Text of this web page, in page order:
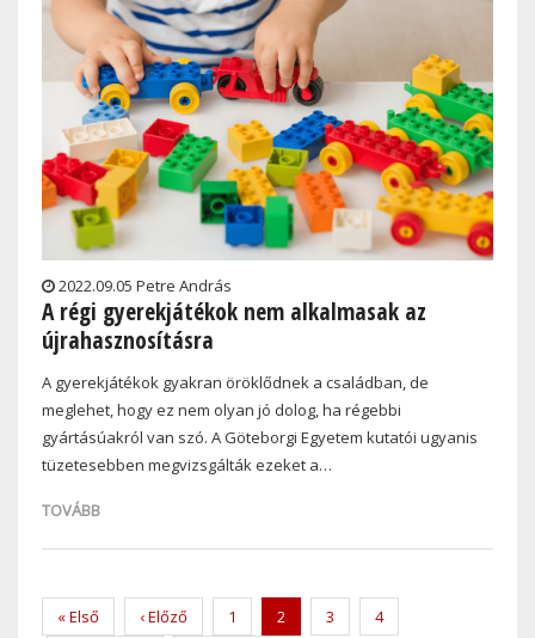
2022.09.05 Petre András
A régi gyerekjátékok nem alkalmasak az
újrahasznosításra
A gyerekjátékok gyakran öröklődnek a családban, de
meglehet, hogy ez nem olyan jó dolog, ha régebbi
gyártásúakról van szó. A Göteborgi Egyetem kutatói ugyanis
tüzetesebben megvizsgálták ezeket a…
TOVÁBB
Pagination
First
« Első
Previous
‹ Előző Page
1
Current
2 Page
3 Page
4